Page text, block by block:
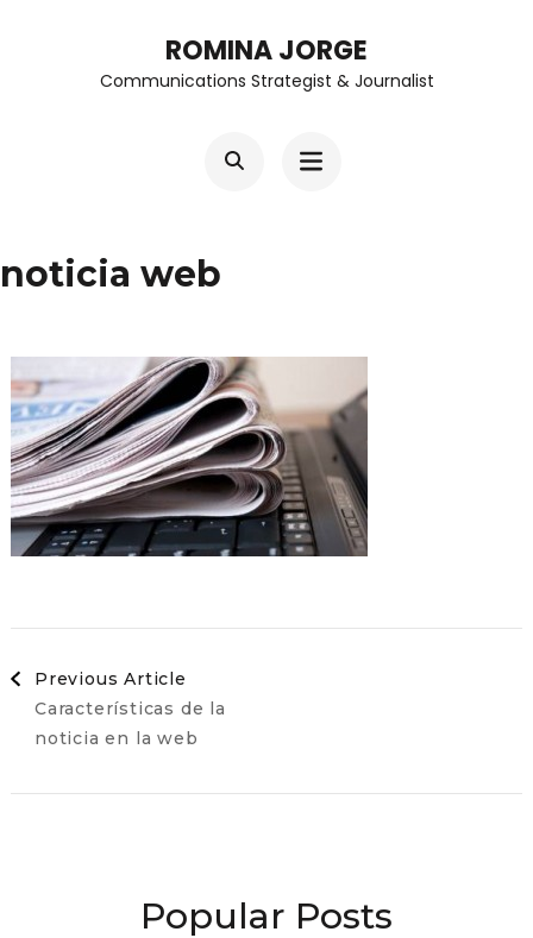
ROMINA JORGE
Communications Strategist & Journalist
noticia web
Post
Navigation
Previous Article
Características de la
noticia en la web
Popular Posts